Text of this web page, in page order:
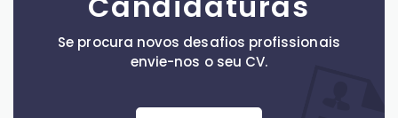
Se procura novos desafios profissionais
envie-nos o seu CV.